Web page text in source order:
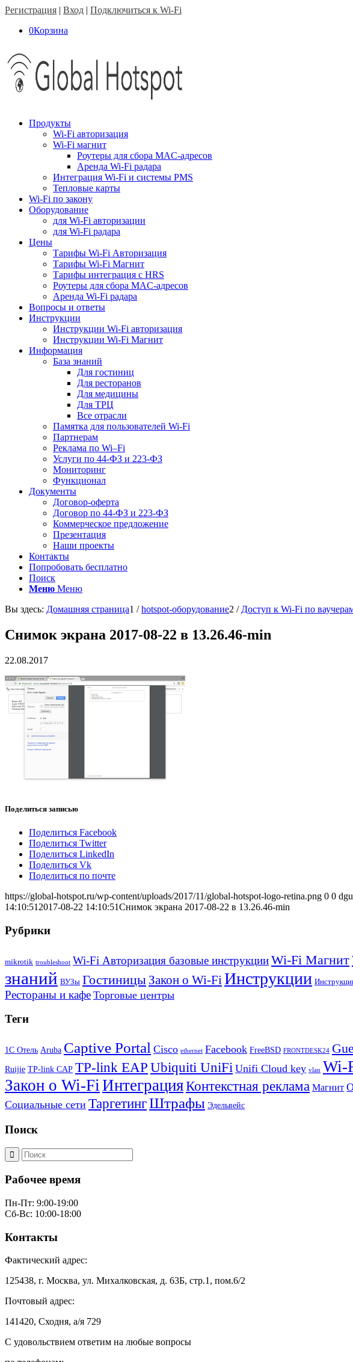
Регистрация | Вход | Подключиться к Wi-Fi
0Корзина
Продукты
Wi-Fi авторизация
Wi-Fi магнит
Роутеры для сбора MAC-адресов
Аренда Wi-Fi радара
Интеграция Wi-Fi и системы PMS
Тепловые карты
Wi-Fi по закону
Оборудование
для Wi-Fi авторизации
для Wi-Fi радара
Цены
Тарифы Wi-Fi Авторизация
Тарифы Wi-Fi Магнит
Тарифы интеграция с HRS
Роутеры для сбора MAC-адресов
Аренда Wi-Fi радара
Вопросы и ответы
Инструкции
Инструкции Wi-Fi авторизация
Инструкции Wi-Fi Магнит
Информация
База знаний
Для гостиниц
Для ресторанов
Для медицины
Для ТРЦ
Все отрасли
Памятка для пользователей Wi-Fi
Партнерам
Реклама по Wi–Fi
Услуги по 44-ФЗ и 223-ФЗ
Мониторинг
Функционал
Документы
Договор-оферта
Договор по 44-ФЗ и 223-ФЗ
Коммерческое предложение
Презентация
Наши проекты
Контакты
Попробовать бесплатно
Поиск
Меню Меню
Вы здесь: Домашняя страница1 / hotspot-оборудование2 / Доступ к Wi-Fi по
Снимок экрана 2017-08-22 в 13.26.46-min
22.08.2017
Поделиться записью
Поделиться Facebook
Поделиться Twitter
Поделиться LinkedIn
Поделиться Vk
Поделиться по почте
https://global-hotspot.ru/wp-content/uploads/2017/11/global-hotspot-logo-retina.png 0 0
14:10:51 2017-08-22 14:10:51Снимок экрана 2017-08-22 в 13.26.46-min
Рубрики
mikrotik troubleshoot Wi-Fi Авторизация базовые инструкцииWi-Fi Магнит
знаний ВУЗы Гостиницы Закон о Wi-Fi Инструкции
Рестораны и кафе Торговые центры
Теги
1С Отель Aruba Captive Portal Cisco ethernet Facebook FreeBSD FRONTDESK24
Ruijie TP-link CAP TP-link EAP Ubiquiti UniFi Unifi Cloud key vlan Wi-
Закон о Wi-FiИнтеграцияКонтекстная реклама Магнит
Социальные сети ТаргетингШтрафы Эдельвейс
Поиск
Рабочее время
Пн-Пт: 9:00-19:00
Сб-Вс: 10:00-18:00
Контакты
Фактический адрес:
125438, г. Москва, ул. Михалковская, д. 63Б, стр.1, пом.6/2
Почтовый адрес:
141420, Сходня, а/я 729
С удовольствием ответим на любые вопросы